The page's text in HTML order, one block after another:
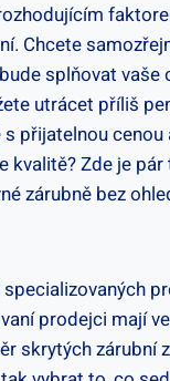
Chcete
splňovat vaše
utrácet příliš
přijatelnou cenou
kvalitě? Zde je pár
zárubně bez
prodejci mají
skrytých zárubní